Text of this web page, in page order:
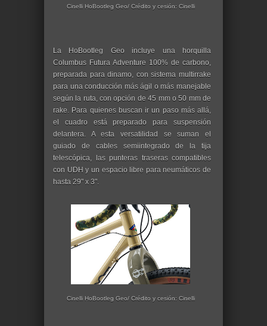
Cinelli HoBootleg Geo/ Crédito y cesión: Cinelli
La HoBootleg Geo incluye una horquilla
Columbus Futura Adventure 100% de carbono,
preparada para dinamo, con sistema multirrake
para una conducción más ágil o más manejable
según la ruta, con opción de 45 mm o 50 mm de
rake. Para quienes buscan ir un paso más allá,
el cuadro está preparado para suspensión
delantera. A esta versatilidad se suman el
guiado de cables semiintegrado de la tija
telescópica, las punteras traseras compatibles
con UDH y un espacio libre para neumáticos de
hasta 29" x 3".
Cinelli HoBootleg Geo/ Crédito y cesión: Cinelli